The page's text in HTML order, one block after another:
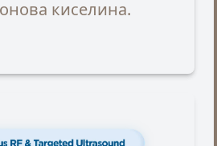
киселина.